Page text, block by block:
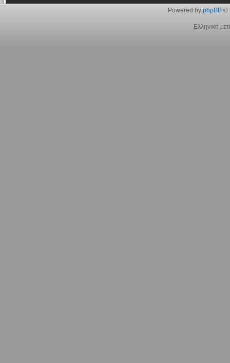
Powered by phpBB©
Ελληνική